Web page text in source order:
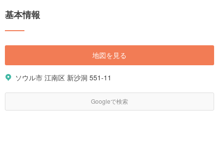
基本情報
地図を見る
ソウル市 江南区 新沙洞 551-11
Googleで検索